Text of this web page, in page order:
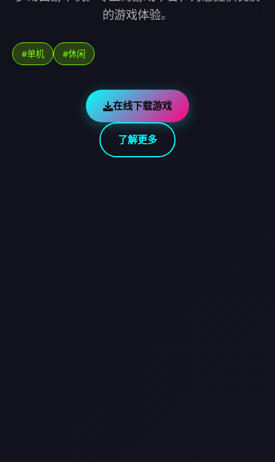
的游戏体验。
#单机 #休闲
在线下载游戏
了解更多